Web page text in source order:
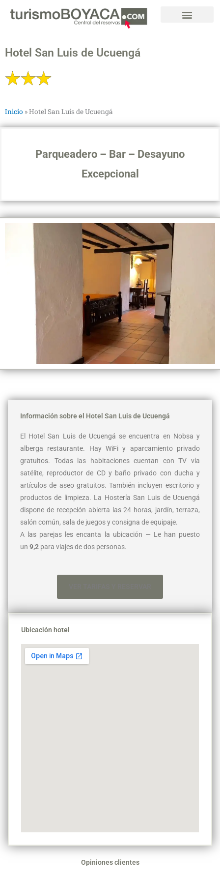
Hotel San Luis de Ucuengá
Inicio »Hotel San Luis de Ucuengá
Parqueadero – Bar – Desayuno
Excepcional
Información sobre el Hotel San Luis de Ucuengá
El Hotel San Luis de Ucuengá se encuentra en Nobsa y
alberga restaurante. Hay WiFi y aparcamiento privado
gratuitos. Todas las habitaciones cuentan con TV vía
satélite, reproductor de CD y baño privado con ducha y
artículos de aseo gratuitos. También incluyen escritorio y
productos de limpieza. La Hostería San Luis de Ucuengá
dispone de recepción abierta las 24 horas, jardín, terraza,
salón común, sala de juegos y consigna de equipaje.
A las parejas les encanta la ubicación — Le han puesto
un 9,2 para viajes de dos personas.
Ubicación hotel
Opiniones clientes